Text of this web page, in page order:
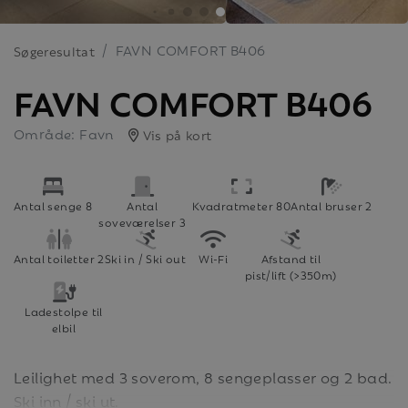
Søgeresultat FAVN COMFORT B406
FAVN COMFORT B406
Område: Favn Vis på kort
Antal senge 8
Antal
soveværelser 3
Kvadratmeter 80Antal bruser 2
Antal toiletter 2Ski in / Ski out Wi-Fi
Afstand til
pist/lift (>350m)
Ladestolpe til
elbil
Leilighet med 3 soverom, 8 sengeplasser og 2 bad.
Ski inn / ski ut.